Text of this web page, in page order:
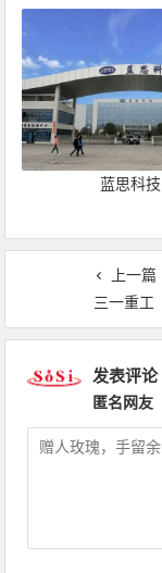
蓝思科技
上一篇
三一重工
发表评论
匿名网友